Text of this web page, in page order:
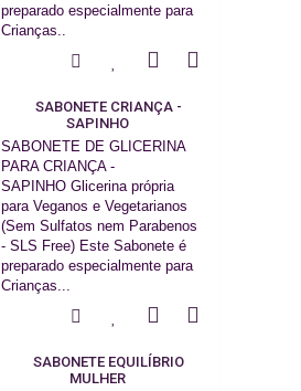
preparado especialmente para
Crianças..
SABONETE CRIANÇA -
SAPINHO
SABONETE DE GLICERINA
PARA CRIANÇA -
SAPINHO Glicerina própria
para Veganos e Vegetarianos
(Sem Sulfatos nem Parabenos
- SLS Free) Este Sabonete é
preparado especialmente para
Crianças...
SABONETE EQUILÍBRIO
MULHER